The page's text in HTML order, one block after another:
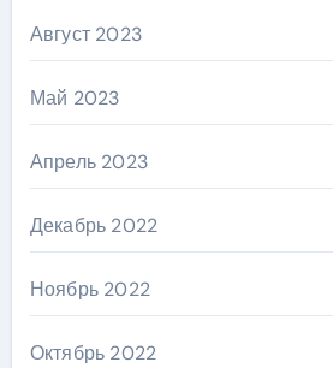
Август 2023
Май 2023
Апрель 2023
Декабрь 2022
Ноябрь 2022
Октябрь 2022